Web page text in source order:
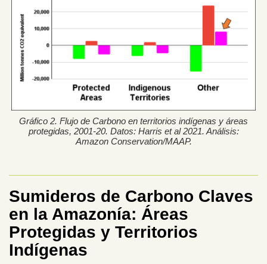
Gráfico 2. Flujo de Carbono en territorios indígenas y áreas
protegidas, 2001-20. Datos: Harris et al 2021. Análisis:
Amazon Conservation/MAAP.
Sumideros de Carbono Claves
en la Amazonía: Áreas
Protegidas y Territorios
Indígenas